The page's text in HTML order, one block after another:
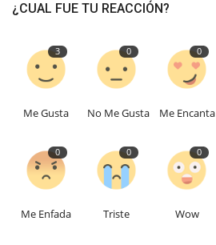
¿CUAL FUE TU REACCIÓN?
3
Me Gusta
0
No Me Gusta
0
Me Encanta
0
Me Enfada
0
Triste
0
Wow